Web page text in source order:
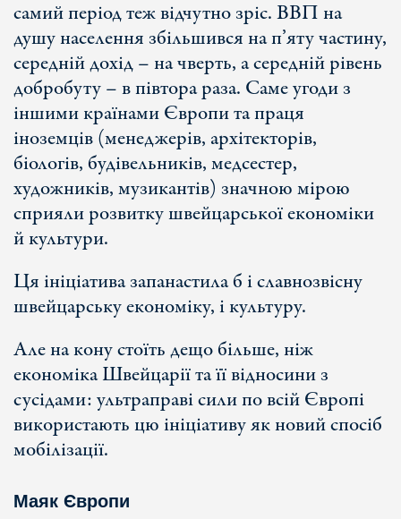
самий період теж відчутно зріс. ВВП на
душу населення збільшився на п’яту частину,
середній дохід – на чверть, а середній рівень
добробуту – в півтора раза. Саме угоди з
іншими країнами Європи та праця
іноземців (менеджерів, архітекторів,
біологів, будівельників, медсестер,
художників, музикантів) значною мірою
сприяли розвитку швейцарської економіки
й культури.
Ця ініціатива запанастила б і славнозвісну
швейцарську економіку, і культуру.
Але на кону стоїть дещо більше, ніж
економіка Швейцарії та її відносини з
сусідами: ультраправі сили по всій Європі
використають цю ініціативу як новий спосіб
мобілізації.
Маяк Європи